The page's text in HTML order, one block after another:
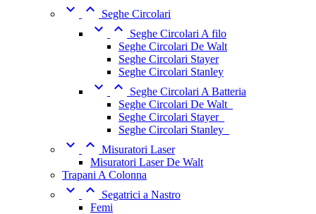
  Seghe Circolari
 
Seghe Circolari A filo
Seghe Circolari De Walt
Seghe Circolari Stayer
Seghe Circolari Stanley
 
Seghe Circolari A Batteria
Seghe Circolari De Walt_
Seghe Circolari Stayer_
Seghe Circolari Stanley_
  Misuratori Laser
Misuratori Laser De Walt
Trapani A Colonna
 
Segatrici a Nastro
Femi